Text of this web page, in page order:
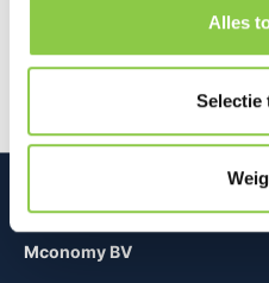
Alles
Selectie
met oog voor comfort en
siliconenmateriaal voe…
Mconomy BV